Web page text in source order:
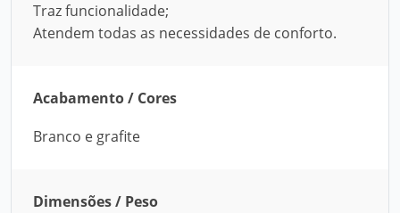
Traz funcionalidade;
Atendem todas as necessidades de conforto.
Acabamento / Cores
Branco e grafite
Dimensões / Peso